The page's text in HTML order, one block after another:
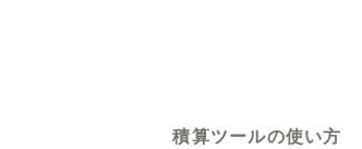
積算ツールの使い方